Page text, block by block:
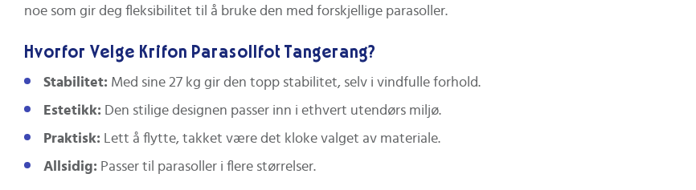
noe som gir deg fleksibilitet til å bruke den med forskjellige parasoller.
Hvorfor Velge Krifon Parasollfot Tangerang?
Stabilitet: Med sine 27 kg gir den topp stabilitet, selv i vindfulle forhold.
Estetikk: Den stilige designen passer inn i ethvert utendørs miljø.
Praktisk: Lett å flytte, takket være det kloke valget av materiale.
Allsidig: Passer til parasoller i flere størrelser.